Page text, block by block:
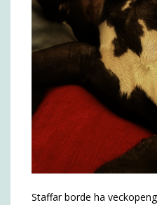
Staffar borde ha